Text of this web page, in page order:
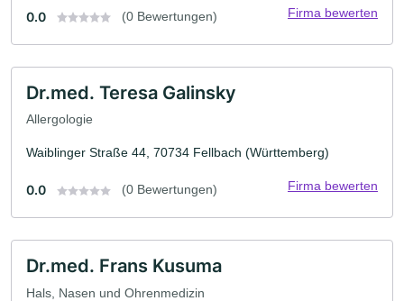
0.0 (0 Bewertungen) Firma bewerten
Dr.med. Teresa Galinsky
Allergologie
Waiblinger Straße 44, 70734 Fellbach (Württemberg)
0.0 (0 Bewertungen) Firma bewerten
Dr.med. Frans Kusuma
Hals, Nasen und Ohrenmedizin